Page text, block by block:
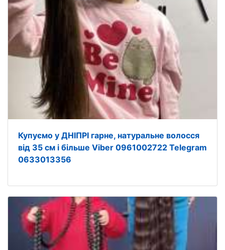
Купуємо у ДНІПРІ гарне, натуральне волосся
від 35 см і більше Viber 0961002722 Telegram
0633013356